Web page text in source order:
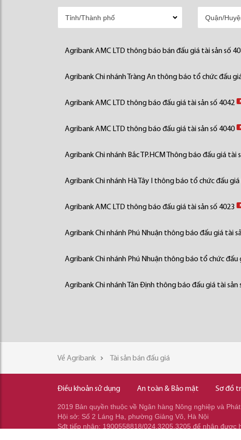
Agribank AMC LTD thông báo bán đấu giá tài sản số
Agribank Chi nhánh Tràng An thông báo tổ chức đấu
Agribank AMC LTD thông báo đấu giá tài sản số 4042
Agribank AMC LTD thông báo đấu giá tài sản số 4040
Agribank Chi nhánh Bắc TP.HCM Thông báo đấu giá tài
Agribank Chi nhánh Hà Tây I thông báo tổ chức đấu giá
Agribank AMC LTD thông báo đấu giá tài sản số 4023
Agribank Chi nhánh Phú Nhuận thông báo đấu giá tài
Agribank Chi nhánh Phú Nhuận thông báo tổ chức đấu
Agribank Chi nhánh Tân Định thông báo đấu giá tài sản
Về Agribank Tài sản bán đấu giá
Điều khoản sử dụng An toàn & Bảo mật Sơ đồ
2019 Bản quyền thuộc về Ngân hàng Nông nghiệp và
Hội sở: Số 2 Láng Hạ, phường Giảng Võ, Hà Nội
Sđt tiếp nhận: 1900558818/024.3205.3205 để nhận được